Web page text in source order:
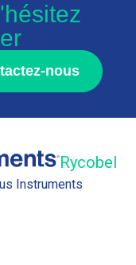
nous
Rycobel
Instruments